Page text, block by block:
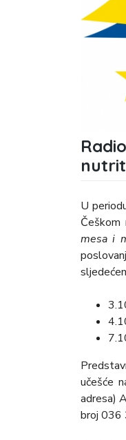
U
Češkom
mesa i
učešće
adresa)
broj 036